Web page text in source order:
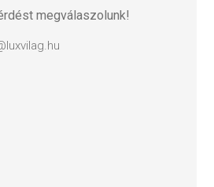
megválaszolunk!